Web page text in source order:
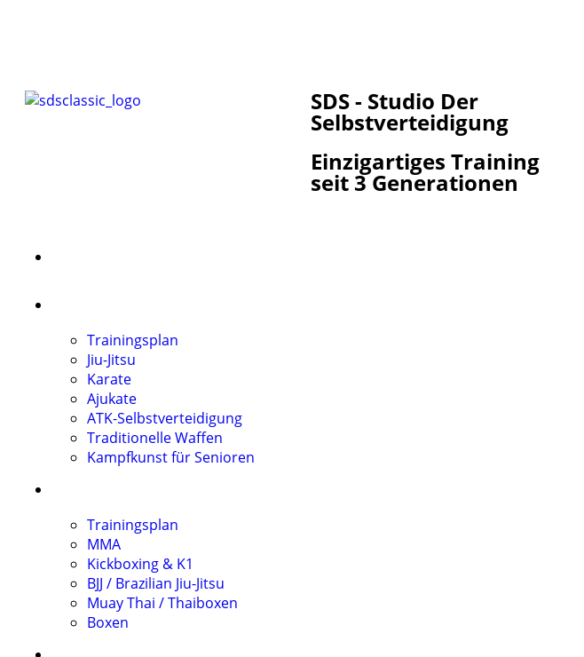
SDS - Studio Der
Selbstverteidigung
Einzigartiges Training
seit 3 Generationen
Trainingsplan
Jiu-Jitsu
Karate
Ajukate
ATK-Selbstverteidigung
Traditionelle Waffen
Kampfkunst für Senioren
Trainingsplan
MMA
Kickboxing & K1
BJJ / Brazilian Jiu-Jitsu
Muay Thai / Thaiboxen
Boxen